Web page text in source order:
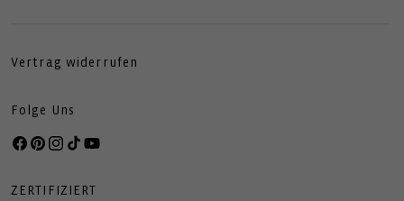
Vertrag widerrufen
Folge Uns
Facebook
Pinterest
Instagram
TikTokYouTube
ZERTIFIZIERT